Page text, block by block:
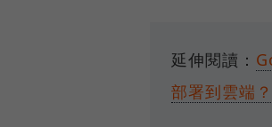
延伸閱讀：
部署到雲端？